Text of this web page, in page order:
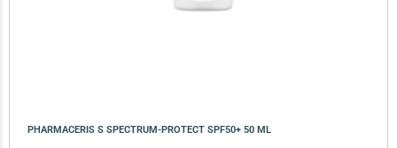
PHARMACERIS S SPECTRUM-PROTECT SPF50+ 50 ML